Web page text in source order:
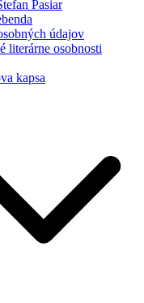
Pasiar
údajov
literárne osobnosti
kapsa